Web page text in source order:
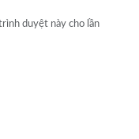
duyệt này cho lần